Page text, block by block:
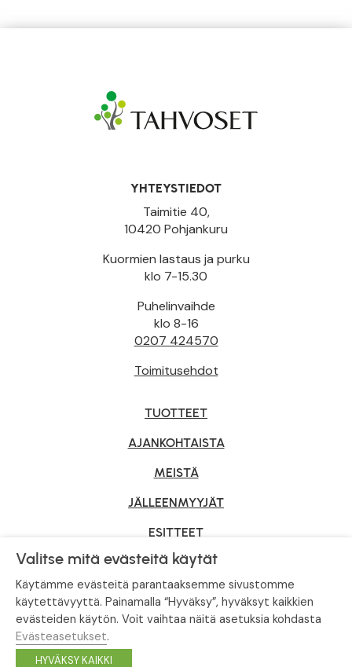
YHTEYSTIEDOT
Taimitie 40,
10420 Pohjankuru
Kuormien lastaus ja purku
klo 7-15.30
Puhelinvaihde
klo 8-16
0207 424570
Toimitusehdot
TUOTTEET
AJANKOHTAISTA
MEISTÄ
JÄLLEENMYYJÄT
ESITTEET
YRITYSMYYNTI
Tietosuojaseloste
© Tahvoset, All Rights Reserved.
Valitse mitä evästeitä käytät
Käytämme evästeitä parantaaksemme sivustomme
käytettävyyttä. Painamalla “Hyväksy”, hyväksyt kaikkien
evästeiden käytön. Voit vaihtaa näitä asetuksia kohdasta
Evästeasetukset.
HYVÄKSY KAIKKI